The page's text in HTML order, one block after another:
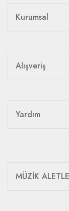
Kurumsal
Alışveriş
Yardım
MÜZİK